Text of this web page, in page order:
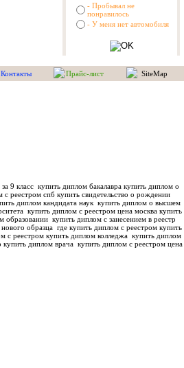
- Пробывал не
понравилось
- У меня нет автомобиля
Контакты Прайс-лист SiteMap
9 класс купить диплом бакалавра купить диплом о
с реестром спб купить свидетельство о рождении
диплом кандидата наук купить диплом о высшем
купить диплом с реестром цена москва купить
образовании купить диплом с занесением в реестр
образца где купить диплом с реестром купить
с реестром купить диплом колледжа купить диплом
купить диплом врача купить диплом с реестром цена